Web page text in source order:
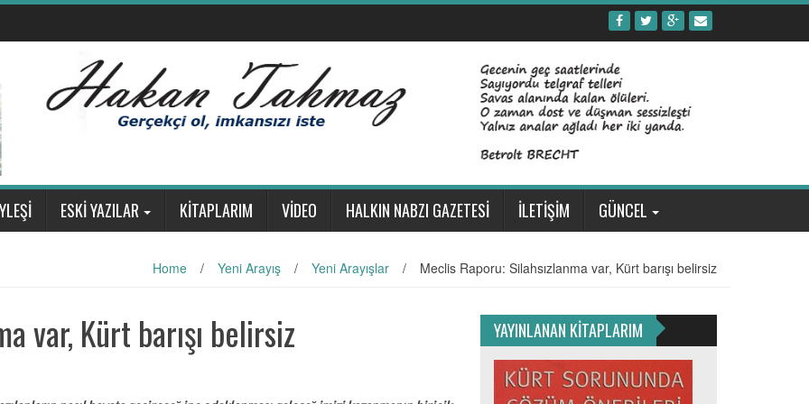
ESKİ YAZILAR KİTAPLARIM VİDEO HALKIN NABZI GAZETESİ İLETİŞİM GÜNCEL
Home / Yeni Arayış / Yeni Arayışlar / Meclis Raporu: Silahsızlanma var, Kürt barışı belirsiz
var, Kürt barışı belirsiz YAYINLANAN KİTAPLARIM